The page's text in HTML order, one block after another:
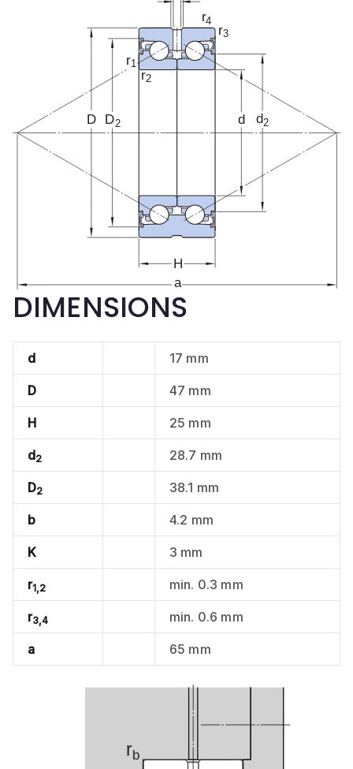
DIMENSIONS
d 17 mm
D 47 mm
H 25 mm
d2 28.7 mm
D2 38.1 mm
b 4.2 mm
K 3 mm
r1,2 min. 0.3 mm
r3,4 min. 0.6 mm
a 65 mm